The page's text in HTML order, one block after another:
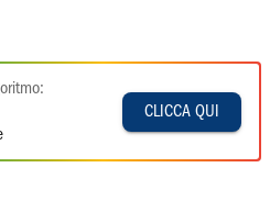
CLICCA QUI